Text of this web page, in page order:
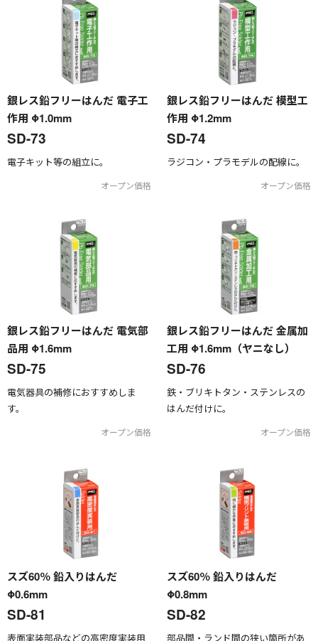
銀レス鉛フリーはんだ 電子工
作用 Φ1.0mm
SD-73
電子キット等の組立に。
オープン価格
銀レス鉛フリーはんだ 模型工
作用 Φ1.2mm
SD-74
ラジコン・プラモデルの配線に。
オープン価格
銀レス鉛フリーはんだ 電気部
品用 Φ1.6mm
SD-75
電気器具の補修におすすめしま
す。
オープン価格
銀レス鉛フリーはんだ 金属加
工用 Φ1.6mm（ヤニなし）
SD-76
鉄・ブリキトタン・ステンレスの
はんだ付けに。
オープン価格
スズ60％ 鉛入りはんだ
Φ0.6mm
SD-81
表面実装部品などの高密度実装用
スズ60％ 鉛入りはんだ
Φ0.8mm
SD-82
部品間・ランド間の狭い箇所があ